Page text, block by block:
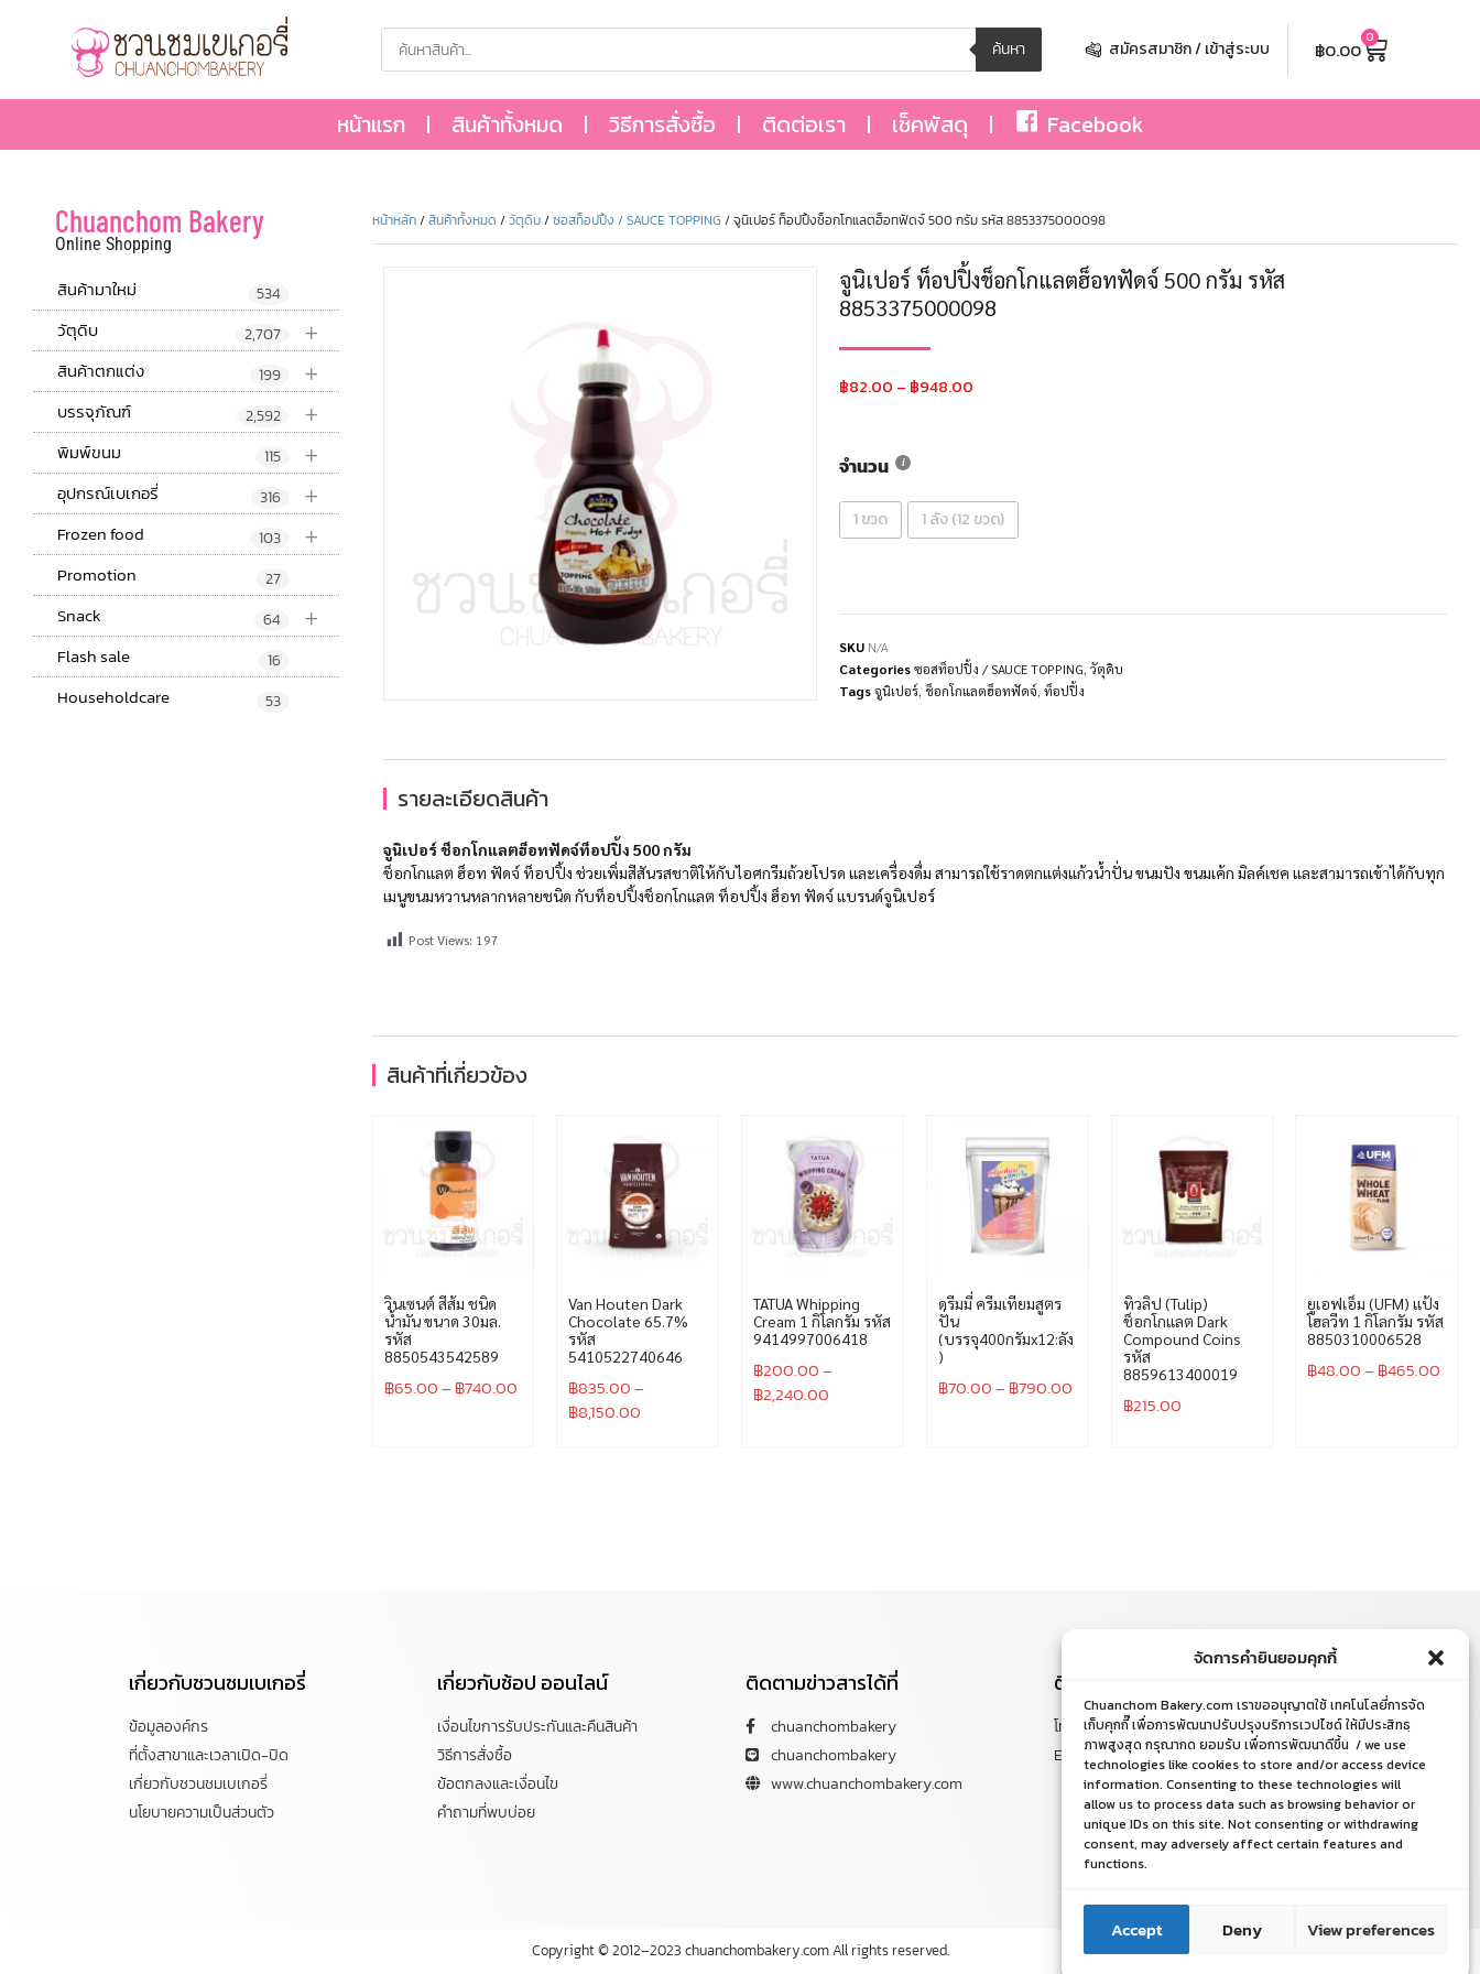
จัดการคำยินยอมคุกกี้
Chuanchom Bakery.com เราขออนุญาตใช้ เทคโนโลยี่การจัด
เก็บคุกกี๊ เพื่อการพัฒนาปรับปรุงบริการเวปไซด์ ให้มีประสิทธฺ
ภาพสูงสุด กรุณากด ยอมรับ เพื่อการพัฒนาดีขึ้น / we use
technologies like cookies to store and/or access device
information. Consenting to these technologies will
allow us to process data such as browsing behavior or
unique IDs on this site. Not consenting or withdrawing
consent, may adversely affect certain features and
functions.
Accept Deny View preferences
ค้นหา สมัครสมาชิก / เข้าสู่ระบบ ฿0.00 0
หน้าแรก สินค้าทั้งหมด วิธีการสั่งซื้อ ติดต่อเรา เช็คพัสดุ Facebook
Chuanchom Bakery
Online Shopping
สินค้ามาใหม่ 534
+
วัตุดิบ 2,707
+
สินค้าตกแต่ง 199
+
บรรจุภัณฑ์ 2,592
+
พิมพ์ขนม 115
+
อุปกรณ์เบเกอรี่ 316
+
Frozen food 103
Promotion 27
+
Snack 64
Flash sale 16
Householdcare 53
หน้าหลัก/สินค้าทั้งหมด /วัตุดิบ/ซอสท็อปปิ้ง / SAUCE TOPPING / จูนิเปอร์ ท็อปปิ้งช็อกโกแลตฮ็อทฟัดจ์ 500 กรัม รหัส 8853375000098
จูนิเปอร์ ท็อปปิ้งช็อกโกแลตฮ็อทฟัดจ์ 500 กรัม รหัส
8853375000098
฿82.00 – ฿948.00
จำนวน
1 ขวด 1 ลัง (12 ขวด)
SKU N/A
Categoriesซอสท็อปปิ้ง / SAUCE TOPPING วัตุดิบ
Tagsจูนิเปอร์, ช็อกโกแลตฮ็อทฟัดจ์ ท็อปปิ้ง
รายละเอียดสินค้า
จูนิเปอร์ ช็อกโกแลตฮ็อทฟัดจ์ท็อปปิ้ง 500 กรัม
ช็อกโกแลต ฮ็อท ฟัดจ์ ท็อปปิ้ง ช่วยเพิ่มสีสันรสชาติให้กับไอศกรีมถ้วยโปรด และเครื่องดื่ม สามารถใช้ราดตกแต่งแก้วน้ำปั่น ขนมปัง ขนมเค้ก มิลค์เชค และสามารถเข้าได้กับทุก
เมนูขนมหวานหลากหลายชนิด กับท็อปปิ้งช็อกโกแลต ท็อปปิ้ง ฮ็อท ฟัดจ์ แบรนด์จูนิเปอร์
Post Views: 197
สินค้าที่เกี่ยวข้อง
วินเซนต์ สีส้ม ชนิด
น้ำมัน ขนาด 30มล.
รหัส
8850543542589
฿65.00– ฿740.00
Van Houten Dark
Chocolate 65.7%
รหัส
5410522740646
฿835.00–
฿8,150.00
TATUA Whipping
Cream 1 กิโลกรัม รหัส
9414997006418
฿200.00–
฿2,240.00
ดรีมมี่ ครีมเทียมสูตร
ปั่น
(บรรจุ400กรัมx12:ลัง
)
฿70.00– ฿790.00
ทิวลิป (Tulip)
ช็อกโกแลต Dark
Compound Coins
รหัส
8859613400019
฿215.00
ยูเอฟเอ็ม (UFM) แป้ง
โฮลวีท 1 กิโลกรัม รหัส
8850310006528
฿48.00– ฿465.00
เกี่ยวกับชวนชมเบเกอรี่
ข้อมูลองค์กร
ที่ตั้งสาขาและเวลาเปิด-ปิด
เกี่ยวกับชวนชมเบเกอรี่
นโยบายความเป็นส่วนตัว
เกี่ยวกับช้อป ออนไลน์
เงื่อนไขการรับประกันและคืนสินค้า
วิธีการสั่งซื้อ
ข้อตกลงและเงื่อนไข
คำถามที่พบบ่อย
ติดตามข่าวสารได้ที่
chuanchombakery
chuanchombakery
www.chuanchombakery.com
ติดต่อสอบถาม
โทร. 065-526-2325, 02 519 8212
E-mail : chuanchom.bakery@gmail.com
Copyright © 2012–2023 chuanchombakery.com All rights reserved.
ติดต่อเรา
ติดต่อเรา